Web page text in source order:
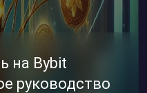
на Bybit
руководство